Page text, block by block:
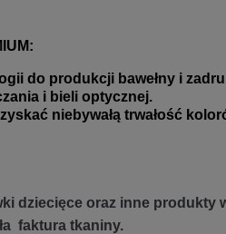
do produkcji bawełny i
i bieli optycznej.
niebywałą trwałość
dziecięce oraz inne produkty
faktura tkaniny.